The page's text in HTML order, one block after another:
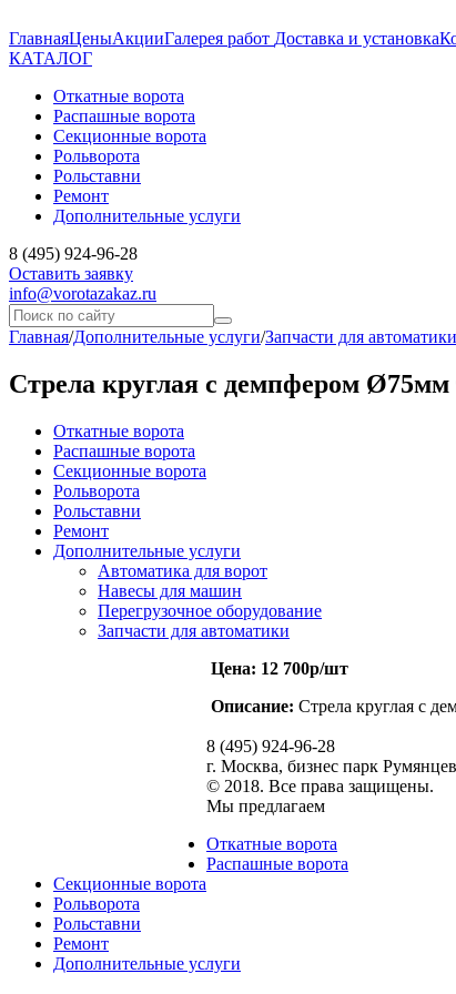
ГлавнаяЦеныАкцииГалерея работ Доставка и установка
КАТАЛОГ
Откатные ворота
Распашные ворота
Секционные ворота
Рольворота
Рольставни
Ремонт
Дополнительные услуги
8 (495) 924-96-28
Оставить заявку
info@vorotazakaz.ru
Главная/Дополнительные услуги/Запчасти для автоматики
Стрела круглая с демпфером Ø75мм
Откатные ворота
Распашные ворота
Секционные ворота
Рольворота
Рольставни
Ремонт
Дополнительные услуги
Автоматика для ворот
Навесы для машин
Перегрузочное оборудование
Запчасти для автоматики
Цена: 12 700р/шт
Описание: Стрела круглая с
8 (495) 924-96-28
г. Москва, бизнес парк
© 2018. Все права защищены.
Мы предлагаем
Откатные ворота
Распашные ворота
Секционные ворота
Рольворота
Рольставни
Ремонт
Дополнительные услуги